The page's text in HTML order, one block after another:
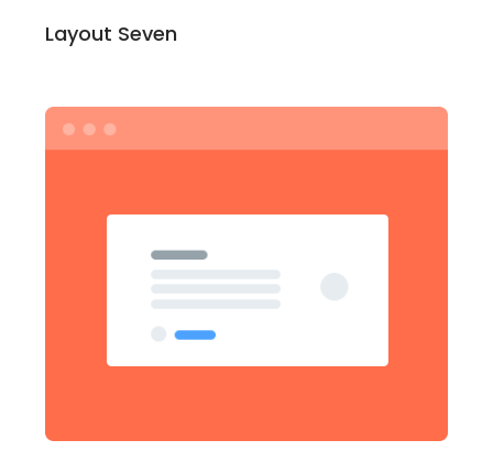
Layout Seven